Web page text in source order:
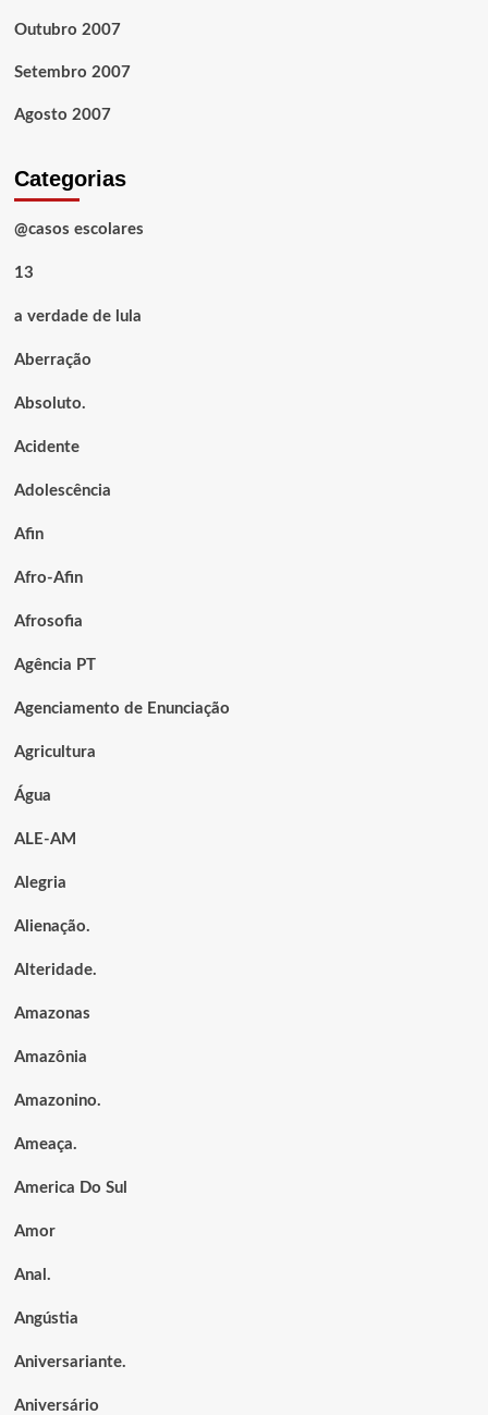
Outubro 2007
Setembro 2007
Agosto 2007
Categorias
@casos escolares
13
a verdade de lula
Aberração
Absoluto.
Acidente
Adolescência
Afin
Afro-Afin
Afrosofia
Agência PT
Agenciamento de Enunciação
Agricultura
Água
ALE-AM
Alegria
Alienação.
Alteridade.
Amazonas
Amazônia
Amazonino.
Ameaça.
America Do Sul
Amor
Anal.
Angústia
Aniversariante.
Aniversário